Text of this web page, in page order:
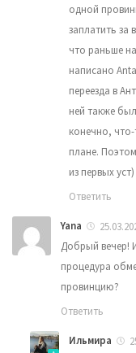
одной
заплатить за
что раньше
написано
переезда в
ней также
конечно,
плане.
из первых уст)
Ответить
Yana
Добрый вечер!
процедура
провинцию?
Ответить
Ильмира